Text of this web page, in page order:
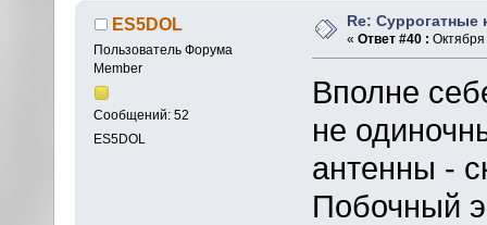
ES5DOL
Пользователь Форума
Member
Сообщений: 52
ES5DOL
Re: Суррогатные
«Ответ #40 :
Вполне
не
антенны -
Побочный